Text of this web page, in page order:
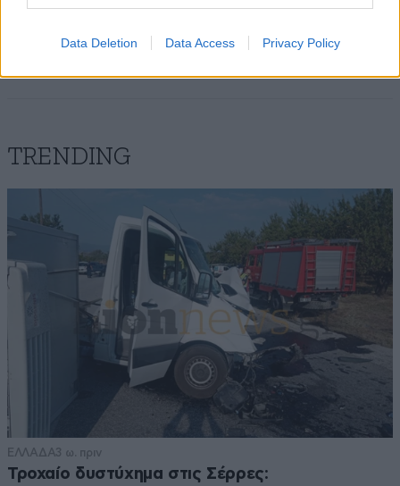
Data Deletion Data Access Privacy Policy
μιλάτε.Κατ΄ουσίαν έπρεπε να είσαστε εξαφανισμένοι
TRENDING
ΕΛΛΑΔΑ3 ω. πριν
Τροχαίο δυστύχημα στις Σέρρες: